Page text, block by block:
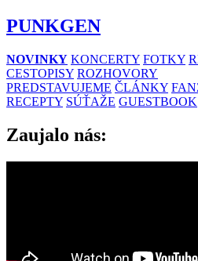
PUNKGEN
NOVINKY KONCERTY FOTKY
CESTOPISY ROZHOVORY
PREDSTAVUJEME ČLÁNKY
RECEPTY SÚŤAŽE GUESTBOOK
Zaujalo nás: